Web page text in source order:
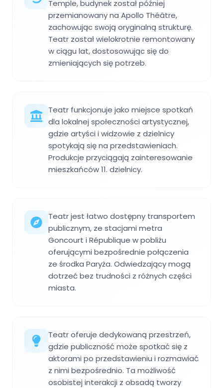
Temple, budynek został później
przemianowany na Apollo Théâtre,
zachowując swoją oryginalną strukturę.
Teatr został wielokrotnie remontowany
w ciągu lat, dostosowując się do
zmieniających się potrzeb.
Teatr funkcjonuje jako miejsce spotkań
dla lokalnej społeczności artystycznej,
gdzie artyści i widzowie z dzielnicy
spotykają się na przedstawieniach.
Produkcje przyciągają zainteresowanie
mieszkańców 11. dzielnicy.
Teatr jest łatwo dostępny transportem
publicznym, ze stacjami metra
Goncourt i République w pobliżu
oferującymi bezpośrednie połączenia
ze środka Paryża. Odwiedzający mogą
dotrzeć bez trudności z różnych części
miasta.
Teatr oferuje dedykowaną przestrzeń,
gdzie publiczność może spotkać się z
aktorami po przedstawieniu i rozmawiać
z nimi bezpośrednio. Ta możliwość
osobistej interakcji z obsadą tworzy